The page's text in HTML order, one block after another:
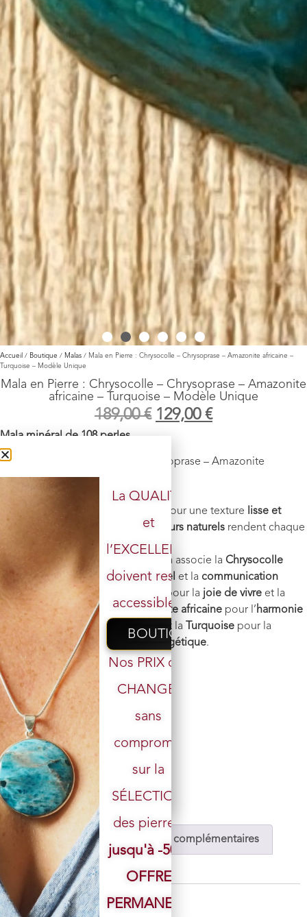
Accueil / Boutique / Malas / Mala en Pierre : Chrysocolle – Chrysoprase – Amazonite africaine –
Turquoise – Modèle Unique
Mala en Pierre : Chrysocolle – Chrysoprase – Amazonite
africaine – Turquoise – Modèle Unique
189,00€ 129,00 €
Mala minéral de 108 perles
: – Chrysocolle – Chrysoprase – Amazonite
africaine – Turquoise –
Poids
Finition
pour une texture
lisse et
motifs et couleurs naturels rendent chaque
unique
.
Vertus énergétiques
: Ce mala associe la Chrysocolle
pour l’ apaisement émotionnel et la communication
authentique , la pour la joie de vivre et la
guérison du cœur, l’Amazonite africaine pour l’harmonie
intérieure
et le lâcher-prise, et la Turquoise pour la
protectionet l’ équilibre énergétique.
1 en stock
Ajouter au panier
Description Informations complémentaires
Avis (0)
Description
Votre email
La QUALITÉ
et
l’EXCELLENCE
doivent rester
accessibles.
BOUTIQUE
Nos PRIX ont
CHANGÉ,
sans
compromis
sur la
SÉLECTION
des pierres.
jusqu'à -50%
OFFRE
PERMANENTE